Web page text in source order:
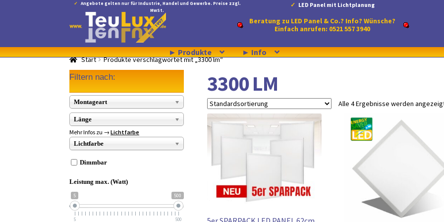
Angebote gelten nur für Industrie, Handel und Gewerbe. Preise zzgl.
MwSt.
LED Panel mit Lichtplanung
Navigation
springen
Inhalt
springen
Beratung zu LED Panel & Co.? Info? Wünsche?
Einfach anrufen: 0521 557 3940
► Produkte ► Info
Start Produkte verschlagwortet mit „3300 lm“
3300 LM
Alle 4 Ergebnisse werden
Filtern nach:
Montageart
Länge
Mehr Infos zu →Lichtfarbe
Lichtfarbe
Dimmbar
Leistung max. (Watt)
5 500
5 500